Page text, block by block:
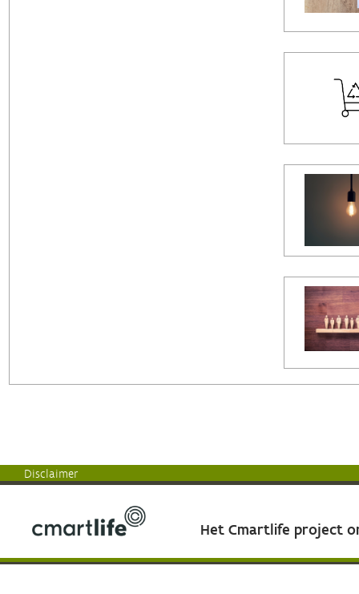
Disclaimer
Het Cmartlife project